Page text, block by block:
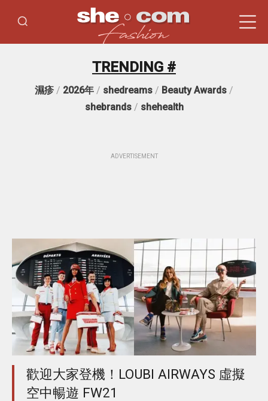
TRENDING #
濕疹 / 2026年 / shedreams / Beauty Awards /
shebrands/ shehealth
ADVERTISEMENT
歡迎大家登機！LOUBI AIRWAYS 虛擬
空中暢遊 FW21